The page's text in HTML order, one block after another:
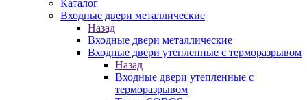
Каталог
Входные двери металлические
Назад
Входные двери металлические
Входные двери утепленные с терморазрывом
Назад
Входные двери утепленные с
терморазрывом